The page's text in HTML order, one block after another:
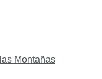
Montañas